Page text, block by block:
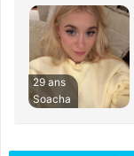
29 ans
Soacha